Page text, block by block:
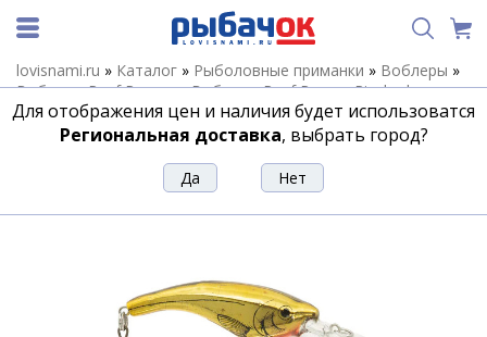
lovisnami.ru » Каталог » Рыболовные приманки » Воблеры »
Воблеры Reef Runner»Воблеры Reef Runner Ripshad»
Воблер REEF RUNNER RIPSHAD 400-18 GS
Воблер REEF RUNNER RIPSHAD 400-18 GS
Для отображения цен и наличия будет использоватся
Региональная доставка, выбрать город?